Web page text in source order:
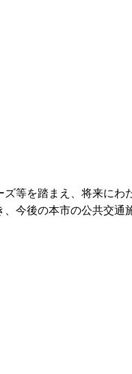
等を踏まえ、将来にわ
今後の本市の公共交通